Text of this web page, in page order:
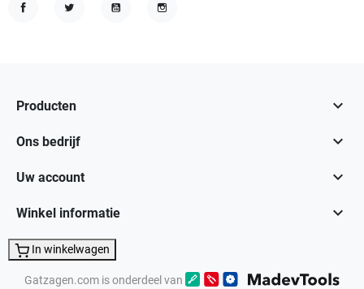
Producten 
Ons bedrijf 
Uw account 
Winkel informatie 
In winkelwagen
Gatzagen.com is onderdeel van